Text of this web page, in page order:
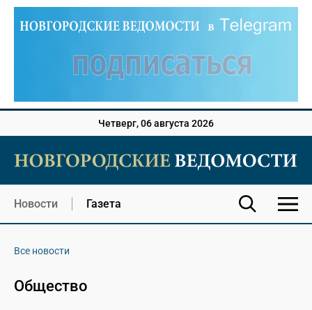
Четверг, 06 августа 2026
Новости Газета
Все новости
Общество